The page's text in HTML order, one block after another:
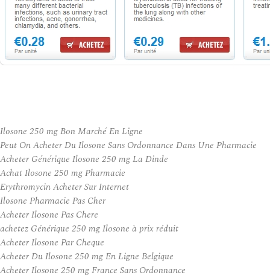
Ilosone 250 mg Bon Marché En Ligne
Peut On Acheter Du Ilosone Sans Ordonnance Dans Une Pharmacie
Acheter Générique Ilosone 250 mg La Dinde
Achat Ilosone 250 mg Pharmacie
Erythromycin Acheter Sur Internet
Ilosone Pharmacie Pas Cher
Acheter Ilosone Pas Chere
achetez Générique 250 mg Ilosone à prix réduit
Acheter Ilosone Par Cheque
Acheter Du Ilosone 250 mg En Ligne Belgique
Acheter Ilosone 250 mg France Sans Ordonnance